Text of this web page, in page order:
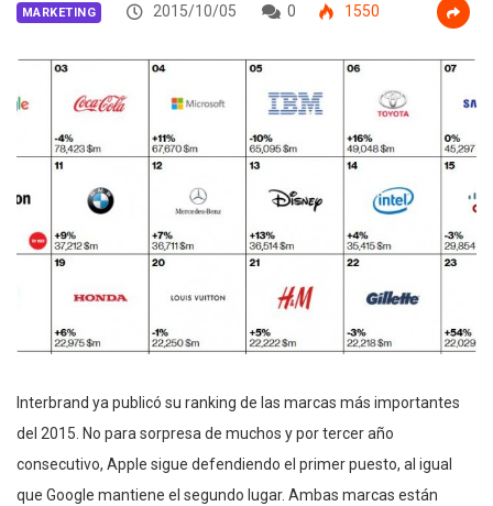
MARKETING 2015/10/05 0 1550
Interbrand ya publicó su ranking de las marcas más importantes
del 2015. No para sorpresa de muchos y por tercer año
consecutivo, Apple sigue defendiendo el primer puesto, al igual
que Google mantiene el segundo lugar. Ambas marcas están